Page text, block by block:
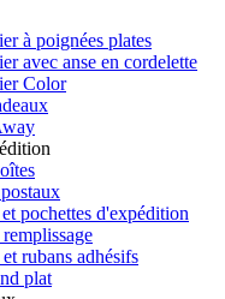
à poignées plates
avec anse en cordelette
Color
pochettes d'expédition
rubans adhésifs
plat